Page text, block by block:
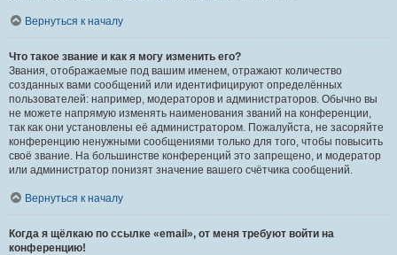
Вернуться к началу
Что такое звание и как я могу изменить его?
Звания, отображаемые под вашим именем, отражают количество
созданных вами сообщений или идентифицируют определённых
пользователей: например, модераторов и администраторов. Обычно вы
не можете напрямую изменять наименования званий на конференции,
так как они установлены её администратором. Пожалуйста, не засоряйте
конференцию ненужными сообщениями только для того, чтобы повысить
своё звание. На большинстве конференций это запрещено, и модератор
или администратор понизят значение вашего счётчика сообщений.
Вернуться к началу
Когда я щёлкаю по ссылке «email», от меня требуют войти на
конференцию!